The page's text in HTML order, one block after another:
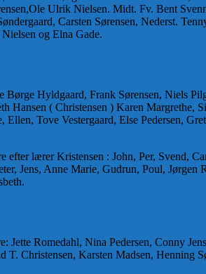
Ulrik Nielsen. Midt. Fv. Bent
Carsten Sørensen, Nederst.
og Elna Gade.
Børge Hyldgaard, Frank Sørensen, Niels
Hansen ( Christensen ) Karen Margrethe,
Ellen, Tove Vestergaard, Else Pedersen,
efter lærer Kristensen : John, Per, Svend,
Jens, Anne Marie, Gudrun, Poul,
Jette Romedahl, Nina Pedersen, Conny
T. Christensen, Karsten Madsen, Henning